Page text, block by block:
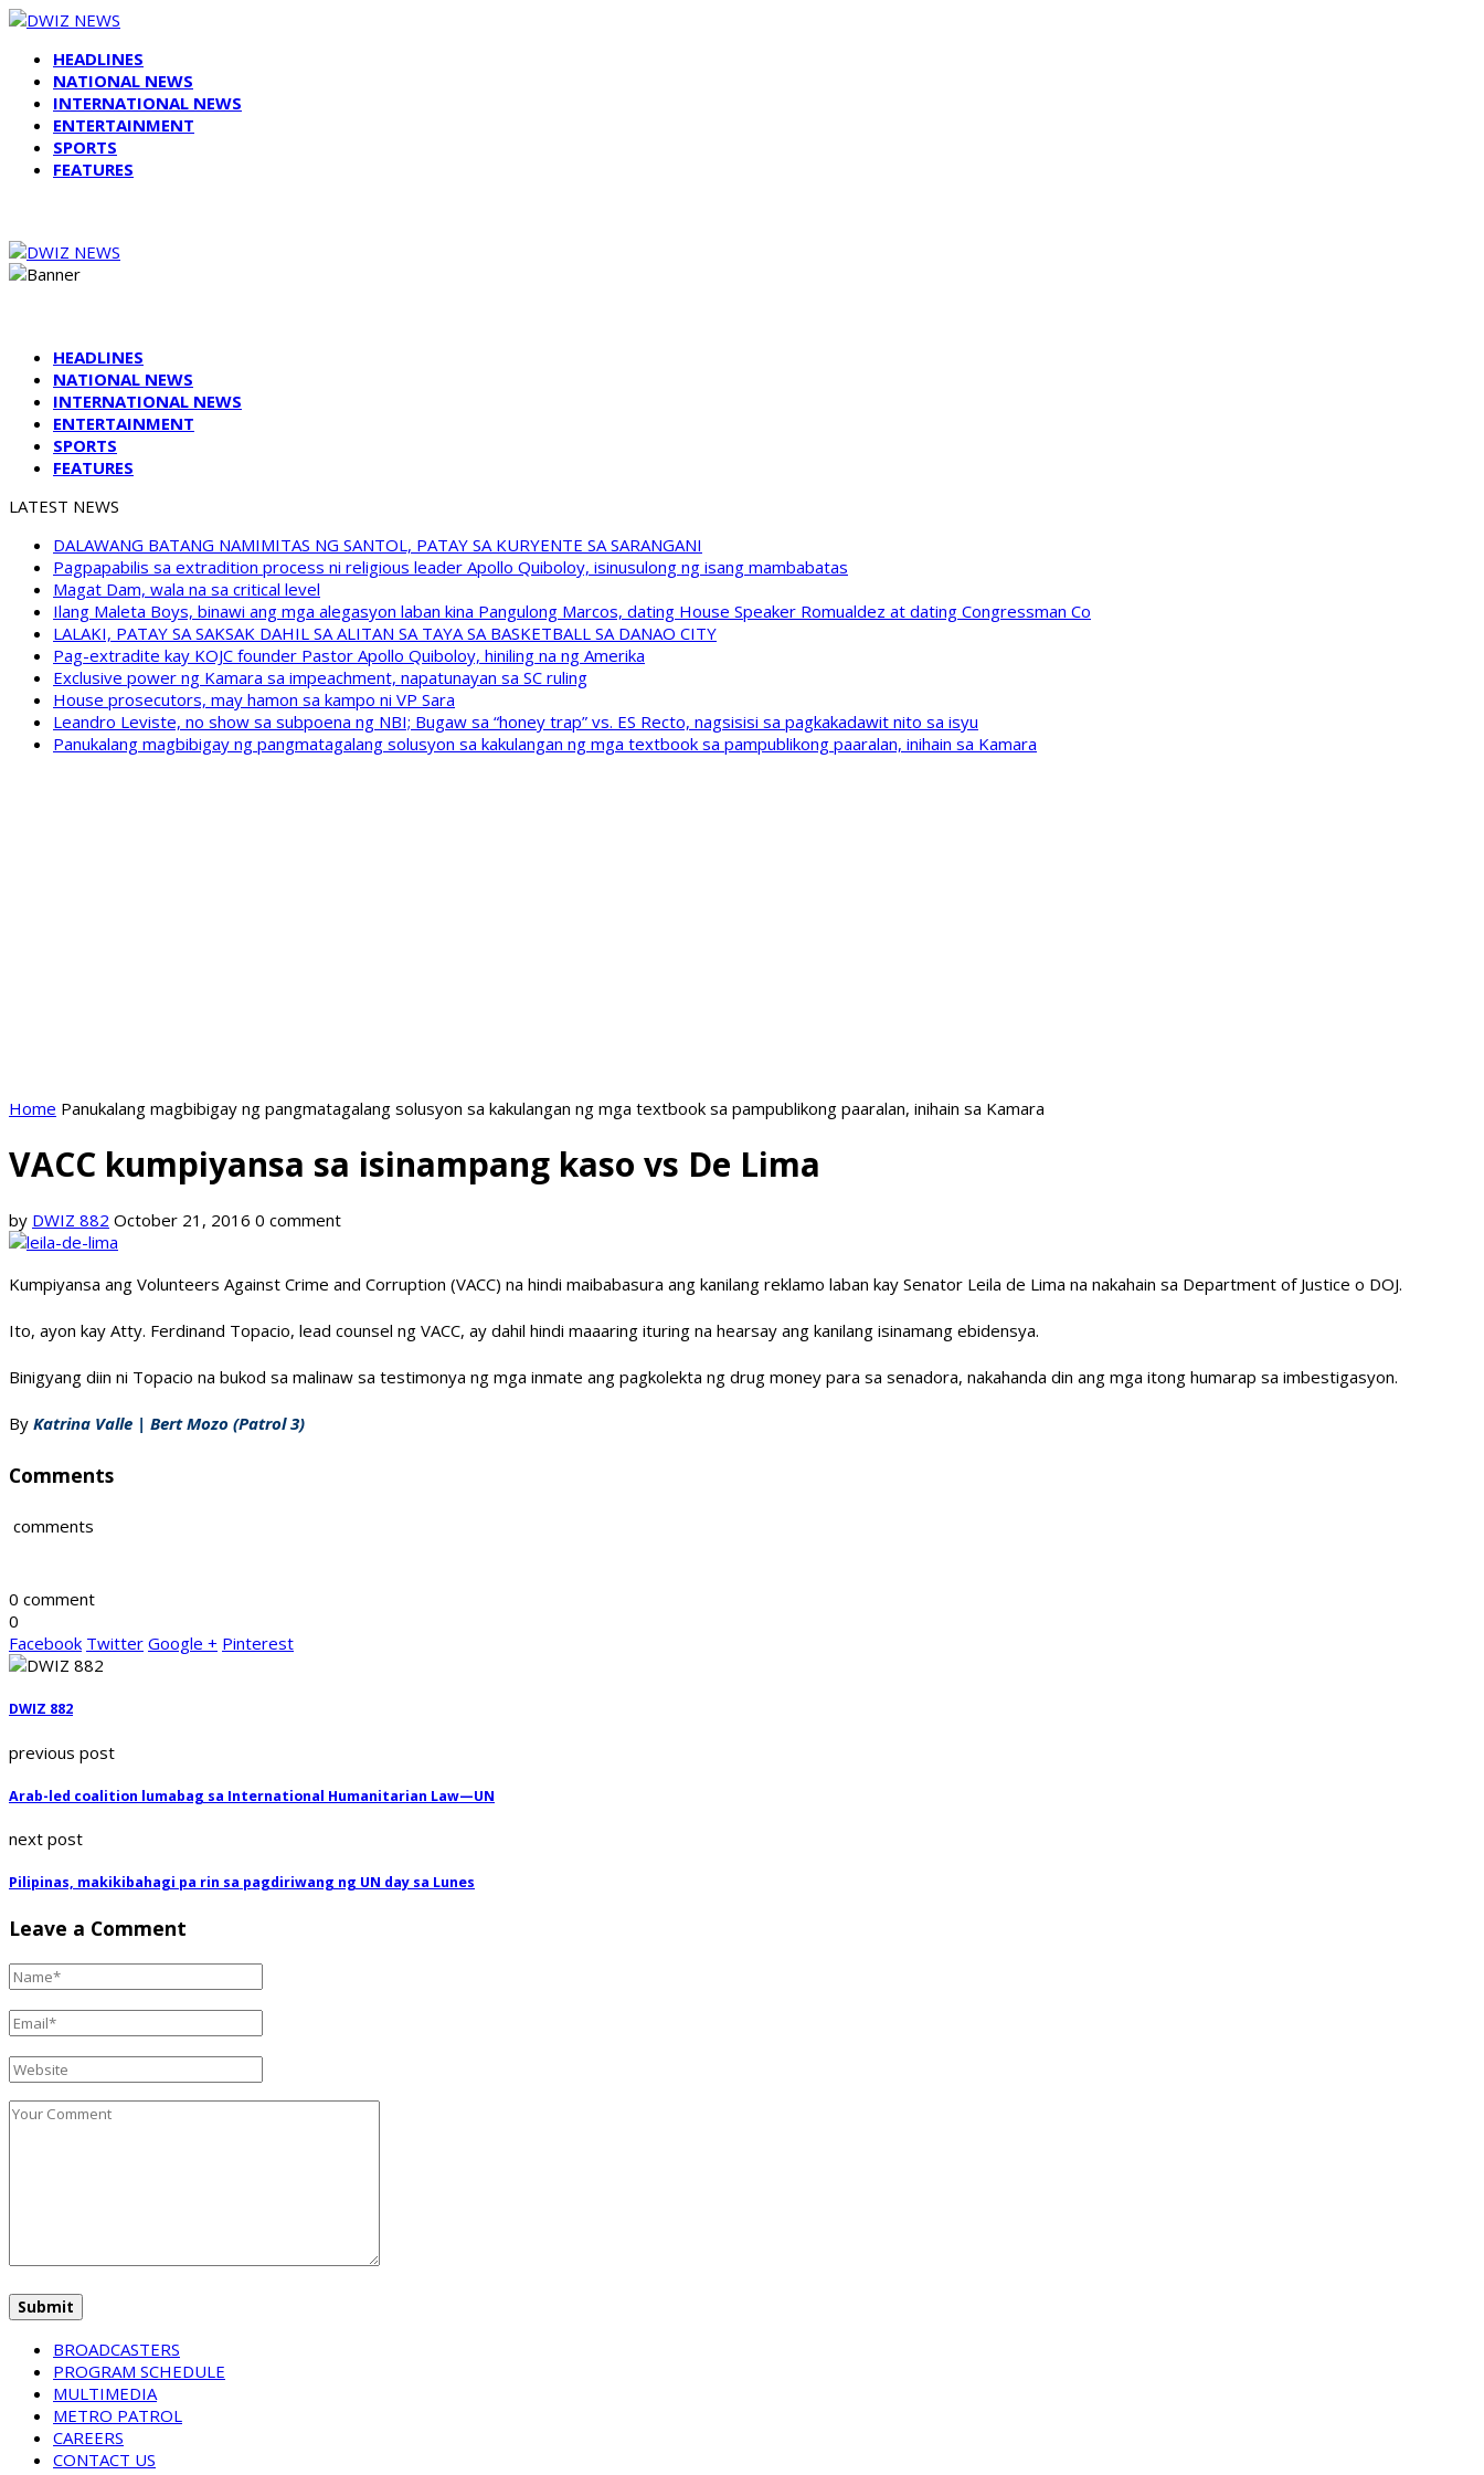
HEADLINES
NATIONAL NEWS
INTERNATIONAL NEWS
ENTERTAINMENT
SPORTS
FEATURES
HEADLINES
NATIONAL NEWS
INTERNATIONAL NEWS
ENTERTAINMENT
SPORTS
FEATURES
LATEST NEWS
DALAWANG BATANG NAMIMITAS NG SANTOL, PATAY SA KURYENTE SA SARANGANI
Pagpapabilis sa extradition process ni religious leader Apollo Quiboloy, isinusulong ng isang mambabatas
Magat Dam, wala na sa critical level
Ilang Maleta Boys, binawi ang mga alegasyon laban kina Pangulong Marcos, dating House Speaker Romualdez at dating Congressman Co
LALAKI, PATAY SA SAKSAK DAHIL SA ALITAN SA TAYA SA BASKETBALL SA DANAO CITY
Pag-extradite kay KOJC founder Pastor Apollo Quiboloy, hiniling na ng Amerika
Exclusive power ng Kamara sa impeachment, napatunayan sa SC ruling
House prosecutors, may hamon sa kampo ni VP Sara
Leandro Leviste, no show sa subpoena ng NBI; Bugaw sa “honey trap” vs. ES Recto, nagsisisi sa pagkakadawit nito sa isyu
Panukalang magbibigay ng pangmatagalang solusyon sa kakulangan ng mga textbook sa pampublikong paaralan, inihain sa Kamara
Home Panukalang magbibigay ng pangmatagalang solusyon sa kakulangan ng mga textbook sa pampublikong paaralan, inihain sa Kamara
VACC kumpiyansa sa isinampang kaso vs De Lima
by DWIZ 882 October 21, 2016 0 comment
Kumpiyansa ang Volunteers Against Crime and Corruption (VACC) na hindi maibabasura ang kanilang reklamo laban kay Senator Leila de Lima na nakahain sa Department of Justice o DOJ.
Ito, ayon kay Atty. Ferdinand Topacio, lead counsel ng VACC, ay dahil hindi maaaring ituring na hearsay ang kanilang isinamang ebidensya.
Binigyang diin ni Topacio na bukod sa malinaw sa testimonya ng mga inmate ang pagkolekta ng drug money para sa senadora, nakahanda din ang mga itong humarap sa imbestigasyon.
By Katrina Valle | Bert Mozo (Patrol 3)
Comments
comments
0 comment
0
Facebook Twitter Google + Pinterest
DWIZ 882
previous post
Arab-led coalition lumabag sa International Humanitarian Law—UN
next post
Pilipinas, makikibahagi pa rin sa pagdiriwang ng UN day sa Lunes
Leave a Comment
BROADCASTERS
PROGRAM SCHEDULE
MULTIMEDIA
METRO PATROL
CAREERS
CONTACT US